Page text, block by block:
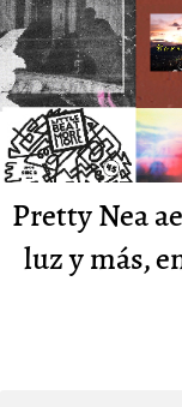
Pretty Nea
luz y más,